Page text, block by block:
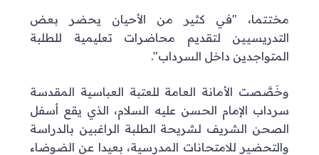
مختتما، "في كثير من الأحيان يحضر بعض
التدريسيين لتقديم محاضرات تعليمية للطلبة
المتواجدين داخل السرداب".
وخَصَّصت الأمانة العامة للعتبة العباسية المقدسة
سرداب الإمام الحسن عليه السلام، الذي يقع أسفل
الصحن الشريف لشريحة الطلبة الراغبين بالدراسة
والتحضير للامتحانات المدرسية، بعيدا عن الضوضاء